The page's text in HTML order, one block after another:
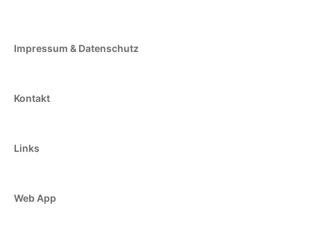
Impressum & Datenschutz
Kontakt
Links
Web App